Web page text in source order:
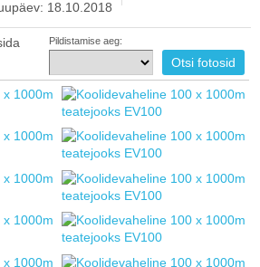
18.10.2018
Pildistamise aeg: